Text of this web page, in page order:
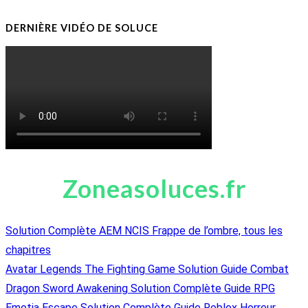
DERNIÈRE VIDÉO DE SOLUCE
Zoneasoluces.fr
Solution Complète AEM NCIS Frappe de l’ombre, tous les
chapitres
Avatar Legends The Fighting Game Solution Guide Combat
Dragon Sword Awakening Solution Complète Guide RPG